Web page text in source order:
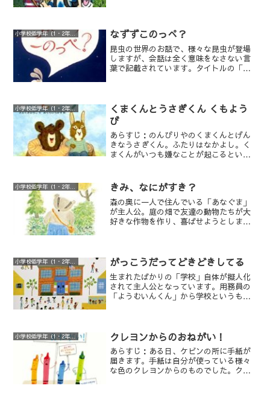
ってみると、「きもちぎんこう」という
ところから手紙が来ていて、もうすぎ通
帳がいっぱいになると書いてあります。
気になって手紙に書いてあった「きもち
ぎんこう」にいってみると、銀行の番頭
ってしまうといわれます。ゆうたは、良
い心がなくなってしまったら一体どうな
るのだろうと心配になってきました。ゆ
うたはこのあと、どうしていくのでしょ
うか。
なずずこのっぺ？
昆虫の世界のお話で、様々な昆虫が登場
しますが、会話は全く意味をなさない言
葉で記載されています。タイトルの「な
作中での会話は、描かれている昆虫のし
ぐさや、会話の音感等から推測するしか
ありません。
小学校低学年（1・2年生）
くまくんとうさぎくん くもよう
び
あらすじ：のんびりやのくまくんとげん
きなうさぎくん。ふたりはなかよし。く
まくんがいつも嫌なことが起こるという
休んでいるくまくんに、うさぎくんがお
見舞いをするお話。くまくんとうさぎく
んが、お互いのことを思いやって、それ
ぞれになり替わってみるというお話。そ
れぞれ二人が見てよかったもの、きれい
小学校低学年（1・2年生） きみ、なにがすき？
森の奥に一人で住んでいる「あなぐま」
が主人公。庭の畑で友達の動物たちが大
好きな作物を作り、喜ばせようとします
うと頑張っているのに「あなぐま」は、
何をつくればいいんだと怒りだしてしま
います。でも友達から、「あなぐま」は
思いもかけない優しい言葉をかけられて
みんなのために別の何かを作ります。
がっこうだってどきどきしてる
生まれたばかりの「学校」自体が擬人化
されて主人公となっています。用務員の
「ようむいんくん」から学校というもの
して「学校」は、ひどく頭を悩ませ時に
は学校のベルを鳴らしたりして子供たち
をびっくりさせたりします。
小学校低学年（1・2年生） クレヨンからのおねがい！
あらすじ：ある日、ケビンの所に手紙が
届きます。手紙は自分が使っている様々
な色のクレヨンからのものでした。クレ